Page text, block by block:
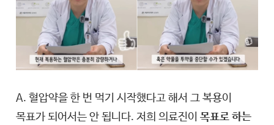
A. 혈압약을 한 번 먹기 시작했다고 해서 그 복용이
목표가 되어서는 안 됩니다. 저희 의료진이 목표로 하는